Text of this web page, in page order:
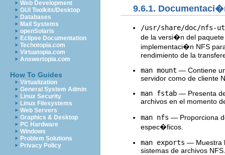
Web Development
GUI Toolkits/Desktop
Databases
Mail Systems
openSolaris
Eclipse Documentation
Techotopia.com
Virtuatopia.com
Answertopia.com
How To Guides
Virtualization
General System Admin
Linux Security
Linux Filesystems
Web Servers
Graphics & Desktop
PC Hardware
Windows
Problem Solutions
Privacy Policy
9.6.1.
/usr/share/doc/nfs-
de la versi�n del
implementaci�n NFS
rendimiento de la
man mount — Contiene
servidor como de cliente
man fstab — Presenta
archivos en el momento
man nfs — Proporciona
espec�ficos.
man exports — Muestra
sistemas de archivos NFS.